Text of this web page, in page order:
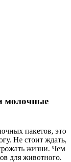
молочные
пакетов, это
Не стоит ждать,
жизни. Чем
для животного.